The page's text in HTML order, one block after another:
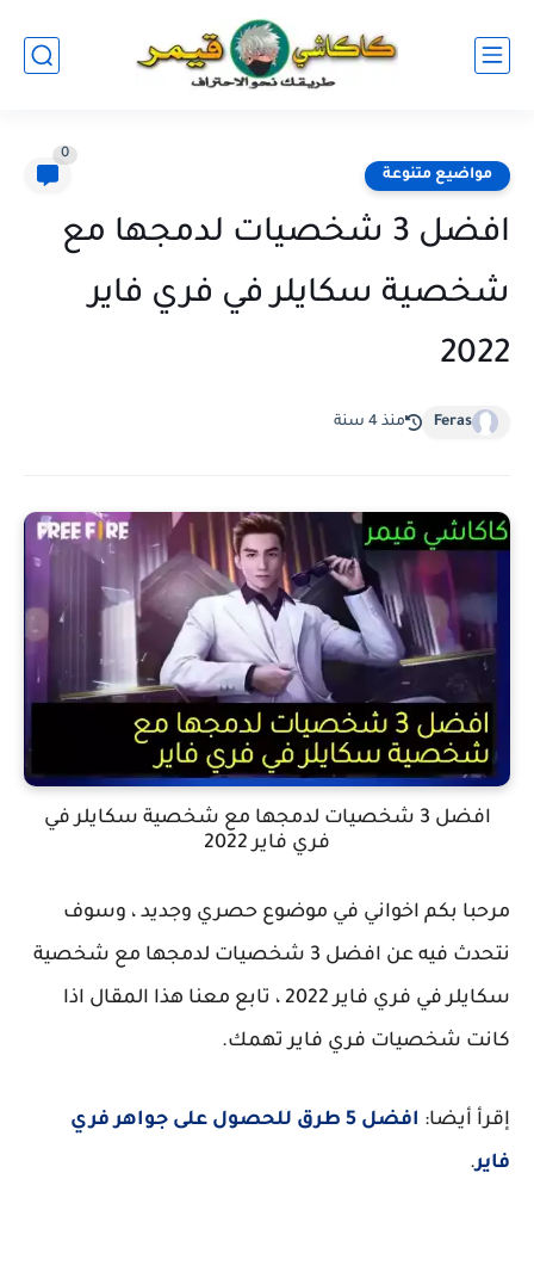
مواضيع متنوعة
0
افضل 3 شخصيات لدمجها مع
شخصية سكايلر في فري فاير
2022
Feras منذ 4 سنة
افضل 3 شخصيات لدمجها مع شخصية سكايلر في
فري فاير 2022
مرحبا بكم اخواني في موضوع حصري وجديد ، وسوف
نتحدث فيه عن افضل 3 شخصيات لدمجها مع شخصية
سكايلر في فري فاير 2022 ، تابع معنا هذا المقال اذا
كانت شخصيات فري فاير تهمك.
إقرأ أيضا:
افضل 5 طرق للحصول على جواهر فري
فاير.